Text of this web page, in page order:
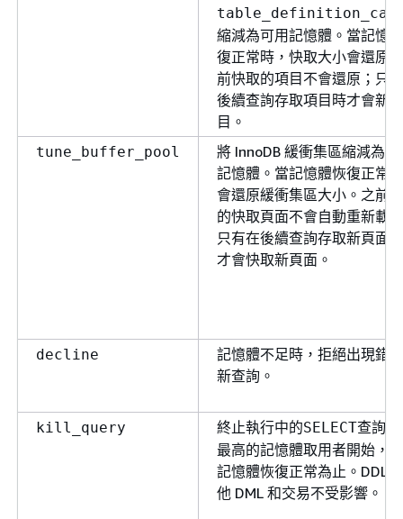
縮減為可用記憶體。當記憶
復正常時，快取大小會還原
前快取的項目不會還原；只
後續查詢存取項目時才會新
目。
tune_buffer_pool
將 InnoDB 緩衝集區縮減為可
記憶體。當記憶體恢復正常
會還原緩衝集區大小。之前
的快取頁面不會自動重新載
只有在後續查詢存取新頁面
才會快取新頁面。
decline
記憶體不足時，拒絕出現錯
新查詢。
kill_query 終止執行中的SELECT查詢
最高的記憶體取用者開始，
記憶體恢復正常為止。DDL
他 DML 和交易不受影響。